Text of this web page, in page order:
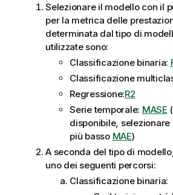
Selezionare il modello con il
per la metrica delle
determinata dal tipo di
utilizzate sono:
Classificazione binaria:
Classificazione
Regressione:R2
Serie temporale: MASE
disponibile,
più basso MAE)
A seconda del tipo di
uno dei seguenti percorsi:
Classificazione binaria: